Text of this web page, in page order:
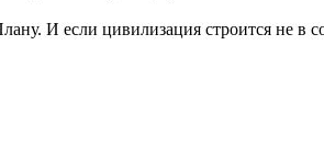
И если цивилизация строится не в